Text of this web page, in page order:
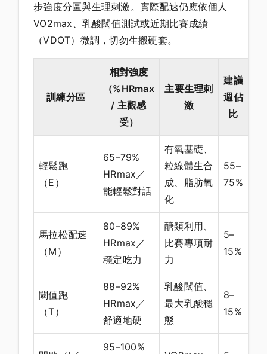
步強度分區與生理刺激。實際配速仍應依個人
VO2max、乳酸閾值測試或近期比賽成績
（VDOT）微調，切勿生搬硬套。
訓練分區
相對強度
（%HRmax
/ 主觀感
受）
主要生理刺
激
建議
週佔
比
輕鬆跑
（E）
65–79%
HRmax／
能輕鬆對話
有氧基礎、
粒線體生合
成、脂肪氧
化
55–
75%
馬拉松配速
（M）
80–89%
HRmax／
穩定吃力
醣類利用、
比賽專項耐
力
5–
15%
閾值跑
（T）
88–92%
HRmax／
舒適地硬
乳酸閾值、
最大乳酸穩
態
8–
15%
95–100%